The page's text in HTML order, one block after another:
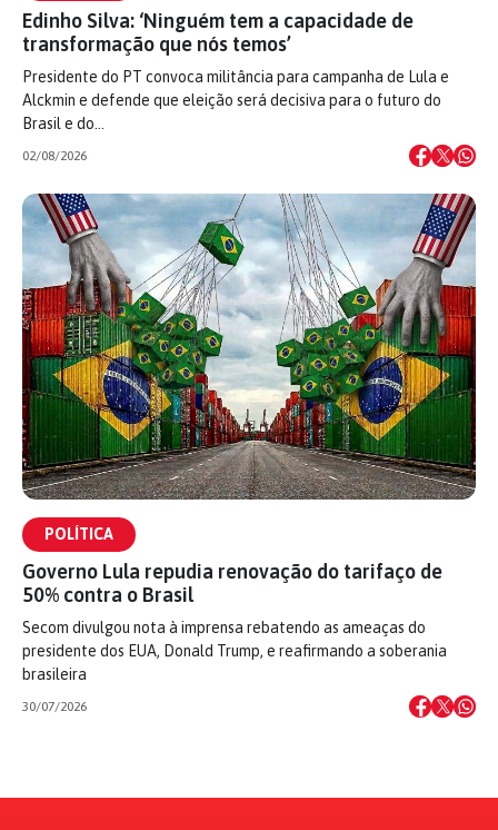
Edinho Silva: ‘Ninguém tem a capacidade de
transformação que nós temos’
Presidente do PT convoca militância para campanha de Lula e
Alckmin e defende que eleição será decisiva para o futuro do
Brasil e do…
02/08/2026
POLÍTICA
Governo Lula repudia renovação do tarifaço de
50% contra o Brasil
Secom divulgou nota à imprensa rebatendo as ameaças do
presidente dos EUA, Donald Trump, e reafirmando a soberania
brasileira
30/07/2026